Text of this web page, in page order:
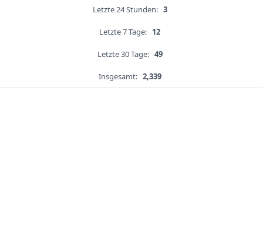
Letzte 24 Stunden: 3
Letzte 7 Tage: 12
Letzte 30 Tage: 49
Insgesamt: 2,339